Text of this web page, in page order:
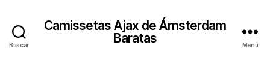
Buscar
Camissetas Ajax de Ámsterdam
Baratas
Menú